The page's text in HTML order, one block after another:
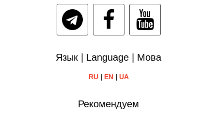
Язык | Language | Мова
RU| EN| UA
Рекомендуем